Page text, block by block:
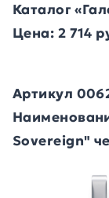
Каталог
Цена: 2 714
Артикул
Sovereign"